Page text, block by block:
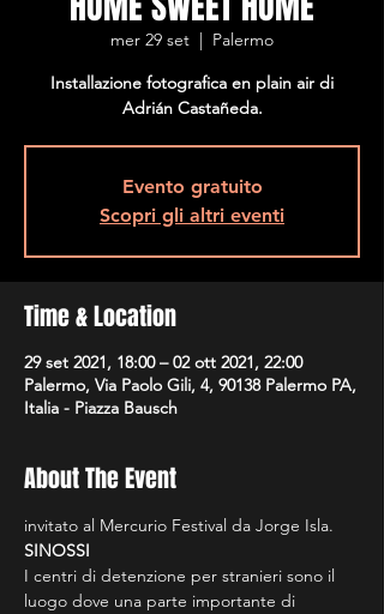
mer 29 set
  |
Palermo
Installazione fotografica en plain air di
Adrián Castañeda.
Evento gratuito
Scopri gli altri eventi
Time & Location
29 set 2021, 18:00 – 02 ott 2021, 22:00
Palermo, Via Paolo Gili, 4, 90138 Palermo PA,
Italia - Piazza Bausch
About The Event
invitato al Mercurio Festival da Jorge Isla.
SINOSSI
I centri di detenzione per stranieri sono il
luogo dove una parte importante di